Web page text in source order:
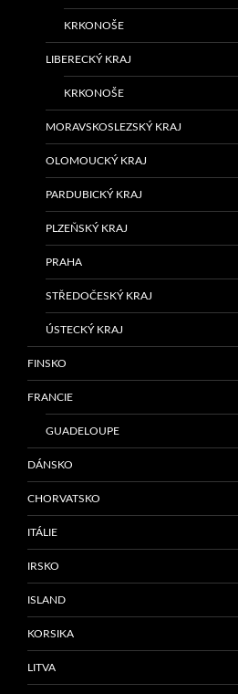
KRKONOŠE
LIBERECKÝ KRAJ
KRKONOŠE
MORAVSKOSLEZSKÝ KRAJ
OLOMOUCKÝ KRAJ
PARDUBICKÝ KRAJ
PLZEŇSKÝ KRAJ
PRAHA
STŘEDOČESKÝ KRAJ
ÚSTECKÝ KRAJ
FINSKO
FRANCIE
GUADELOUPE
DÁNSKO
CHORVATSKO
ITÁLIE
IRSKO
ISLAND
KORSIKA
LITVA